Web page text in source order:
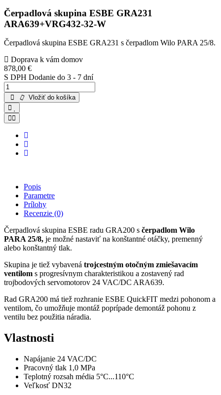
Čerpadlová skupina ESBE GRA231
ARA639+VRG432-32-W
Čerpadlová skupina ESBE GRA231 s čerpadlom Wilo PARA 25/8.
Doprava k vám domov
878,00 €
S DPH Dodanie do 3 - 7 dní
Vložiť do košíka
Popis
Parametre
Prílohy
Recenzie (0)
Čerpadlová skupina ESBE radu GRA200 s čerpadlom Wilo
PARA 25/8, je možné nastaviť na konštantné otáčky, premenný
alebo konštantný tlak.
Skupina je tiež vybavená trojcestným otočným zmiešavacím
ventilom s progresívnym charakteristikou a zostavený rad
trojbodových servomotorov 24 VAC/DC ARA639.
Rad GRA200 má tiež rozhranie ESBE QuickFIT medzi pohonom a
ventilom, čo umožňuje montáž poprípade demontáž pohonu z
ventilu bez použitia náradia.
Vlastnosti
Napájanie 24 VAC/DC
Pracovný tlak 1,0 MPa
Teplotný rozsah média 5°C...110°C
Veľkosť DN32